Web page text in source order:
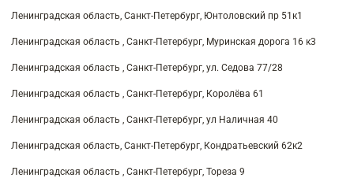
Ленинградская область, Санкт-Петербург, Юнтоловский пр 51к1
Ленинградская область , Санкт-Петербург, Муринская дорога 16 к3
Ленинградская область , Санкт-Петербург, ул. Седова 77/28
Ленинградская область , Санкт-Петербург, Королёва 61
Ленинградская область , Санкт-Петербург, ул Наличная 40
Ленинградская область, Санкт-Петербург, Кондратьевский 62к2
Ленинградская область , Санкт-Петербург, Тореза 9